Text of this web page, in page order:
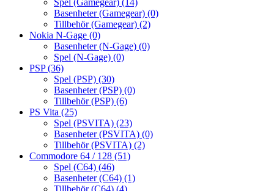
Spel (Gamegear) (14)
Basenheter (Gamegear) (0)
Tillbehör (Gamegear) (2)
Nokia N-Gage (0)
Basenheter (N-Gage) (0)
Spel (N-Gage) (0)
PSP(36)
Spel (PSP) (30)
Basenheter (PSP) (0)
Tillbehör (PSP) (6)
PS Vita (25)
Spel (PSVITA) (23)
Basenheter (PSVITA) (0)
Tillbehör (PSVITA) (2)
Commodore 64 / 128 (51)
Spel (C64) (46)
Basenheter (C64) (1)